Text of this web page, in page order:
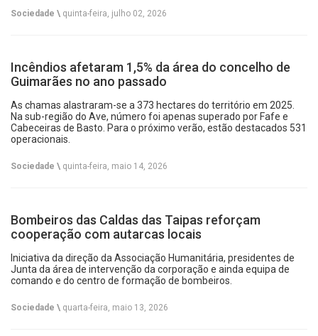
Sociedade \ quinta-feira, julho 02, 2026
Incêndios afetaram 1,5% da área do concelho de
Guimarães no ano passado
As chamas alastraram-se a 373 hectares do território em 2025.
Na sub-região do Ave, número foi apenas superado por Fafe e
Cabeceiras de Basto. Para o próximo verão, estão destacados 531
operacionais.
Sociedade \ quinta-feira, maio 14, 2026
Bombeiros das Caldas das Taipas reforçam
cooperação com autarcas locais
Iniciativa da direção da Associação Humanitária, presidentes de
Junta da área de intervenção da corporação e ainda equipa de
comando e do centro de formação de bombeiros.
Sociedade \ quarta-feira, maio 13, 2026